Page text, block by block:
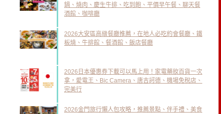
鍋、燒肉、慶生牛排、吃到飽、平價早午餐、聊天餐
酒館、咖啡廳
2026大安區高級餐廳推薦，在地人必吃約會餐廳、鐵
板燒、牛排館、餐酒館、飯店餐廳
2026日本優惠券下載可以馬上用！家電藥妝百貨一次
拿，愛電王、Bic Camera、唐吉訶德、機場免稅店、
完美行
2026金門旅行懶人包攻略，推薦景點、伴手禮、美食